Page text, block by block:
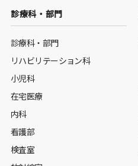
診療科・部門
診療科・部門
リハビリテーション科
小児科
在宅医療
内科
看護部
検査室